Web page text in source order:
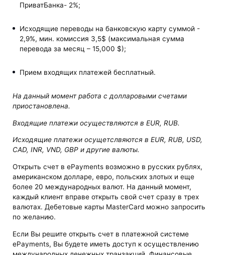
ПриватБанка- 2%;
Исходящие переводы на банковскую карту суммой -
2,9%, мин. комиссия 3,5$ (максимальная сумма
перевода за месяц – 15,000 $);
Прием входящих платежей бесплатный.
На данный момент работа с долларовыми счетами
приостановлена.
Входящие платежи осуществляются в EUR, RUB.
Исходящие платежи осущетслвяются в EUR, RUB, USD,
CAD, INR, VND, GBP и другие валюты.
Открыть счет в ePayments возможно в русских рублях,
американском долларе, евро, польских злотых и еще
более 20 международных валют. На данный момент,
каждый клиент вправе открыть свой счет сразу в трех
валютах. Дебетовые карты MasterCard можно запросить
по желанию.
Если Вы решите открыть счет в платежной системе
ePayments, Вы будете иметь доступ к осуществлению